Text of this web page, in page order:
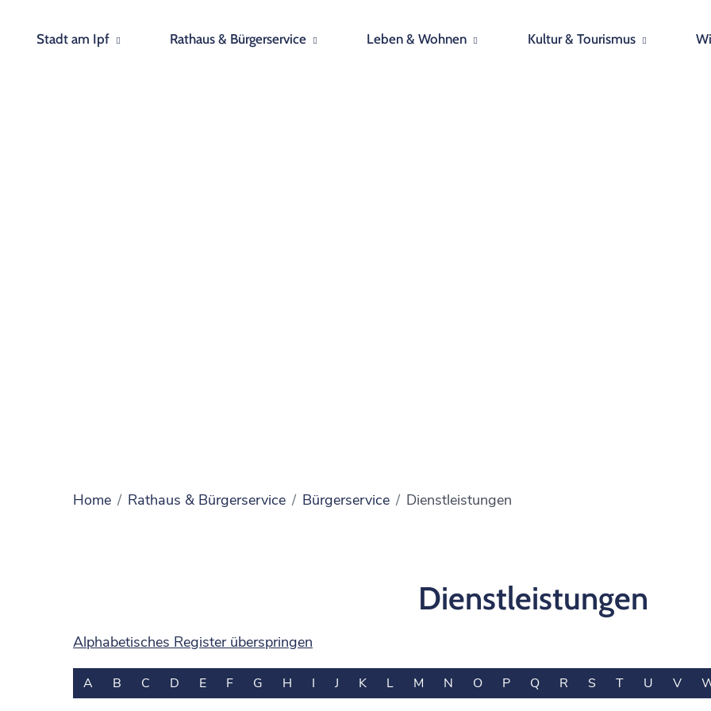
Stadt am Ipf Rathaus & Bürgerservice Leben & Wohnen Kultur & Tourismus
Home Rathaus & Bürgerservice Bürgerservice Dienstleistungen
Dienstleistungen
Alphabetisches Register überspringen
A B C D E F G H I J K L M N O P Q R S T U V